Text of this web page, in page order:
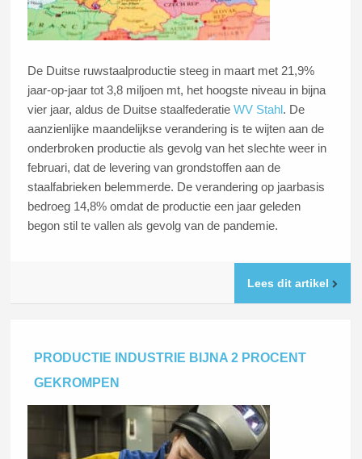
De Duitse ruwstaalproductie steeg in maart met 21,9%
jaar-op-jaar tot 3,8 miljoen mt, het hoogste niveau in bijna
vier jaar, aldus de Duitse staalfederatieWV Stahl. De
aanzienlijke maandelijkse verandering is te wijten aan de
onderbroken productie als gevolg van het slechte weer in
februari, dat de levering van grondstoffen aan de
staalfabrieken belemmerde. De verandering op jaarbasis
bedroeg 14,8% omdat de productie een jaar geleden
begon stil te vallen als gevolg van de pandemie.
Lees dit artikel
PRODUCTIE INDUSTRIE BIJNA 2 PROCENT
GEKROMPEN